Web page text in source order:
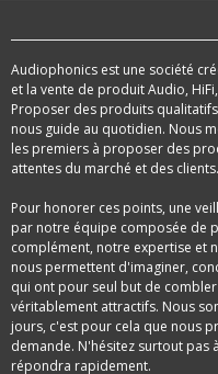
Audiophonics est une société
et la vente de produit Audio,
Proposer des produits
nous guide au quotidien. Nous
les premiers à proposer des
attentes du marché et des clients.
Pour honorer ces points, une
par notre équipe composée de
complément, notre expertise et
nous permettent d'imaginer,
qui ont pour seul but de
véritablement attractifs. Nous
jours, c'est pour cela que nous
demande. N'hésitez surtout pas
répondra rapidement.